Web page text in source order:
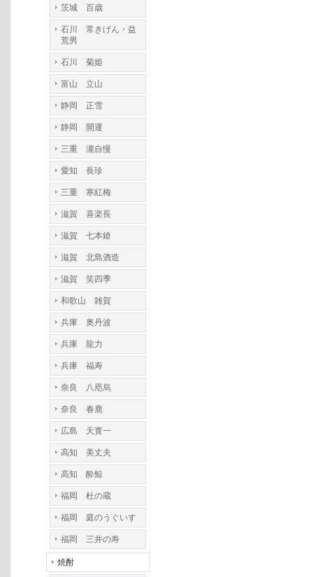
茨城 百歳
石川 常きげん・益
荒男
石川 菊姫
富山 立山
静岡 正雪
静岡 開運
三重 瀧自慢
愛知 長珍
三重 寒紅梅
滋賀 喜楽長
滋賀 七本鎗
滋賀 北島酒造
滋賀 笑四季
和歌山 雑賀
兵庫 奥丹波
兵庫 龍力
兵庫 福寿
奈良 八咫烏
奈良 春鹿
広島 天寳一
高知 美丈夫
高知 酔鯨
福岡 杜の蔵
福岡 庭のうぐいす
福岡 三井の寿
焼酎